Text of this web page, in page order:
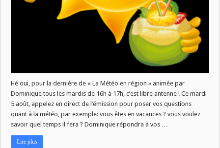
Hé oui, pour la dernière de « La Météo en région » animée par
Dominique tous les mardis de 16h à 17h, c’est libre antenne ! Ce mardi
5 août, appelez en direct de l’émission pour poser vos questions
quant à la météo, par exemple: vous êtes en vacances ? vous voulez
savoir quel temps il fera ? Dominique répondra à vos …
Lire plus